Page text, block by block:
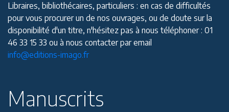
Libraires, bibliothécaires, particuliers : en cas de difficultés
pour vous procurer un de nos ouvrages, ou de doute sur la
disponibilité d'un titre, n'hésitez pas à nous téléphoner : 01
46 33 15 33 ou à nous contacter par email
info@editions-imago.fr
Manuscrits